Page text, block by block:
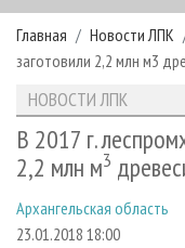
РУБРИКИ И ТЕМЫ
РУБРИКИ ЖУРНАЛА
ЛЕСОЗАГОТОВКА
ЛЕСОПИЛЕНИЕ
СУШКА ДРЕВЕСИНЫ
НОВОСТИ
НОВОСТИ ЛПК
НОВОСТИ ЖУРНАЛА
ПРОЕКТЫ ЛПИ
АНАЛИТИКА
ПРЕДПРИЯТИЯ ЛПК
ПЕРСОНЫ
АРХИВ
АРХИВ ЖУРНАЛОВ
О ЖУРНАЛЕ
ПОДПИСКА
КОНТАКТЫ
РЕКЛАМОДАТЕЛЯМ
РЕКЛАМА
Главная Новости ЛПК
заготовили 2,2 млн м3
НОВОСТИ ЛПК
В 2017 г.
2,2 млн м3
Архангельская область
23.01.2018 18:00